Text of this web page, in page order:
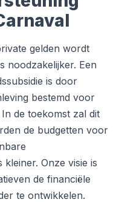
gelden wordt
noodzakelijker. Een
is door
bestemd voor
de toekomst zal dit
de budgetten voor
Onze visie is
de financiële
te ontwikkelen.